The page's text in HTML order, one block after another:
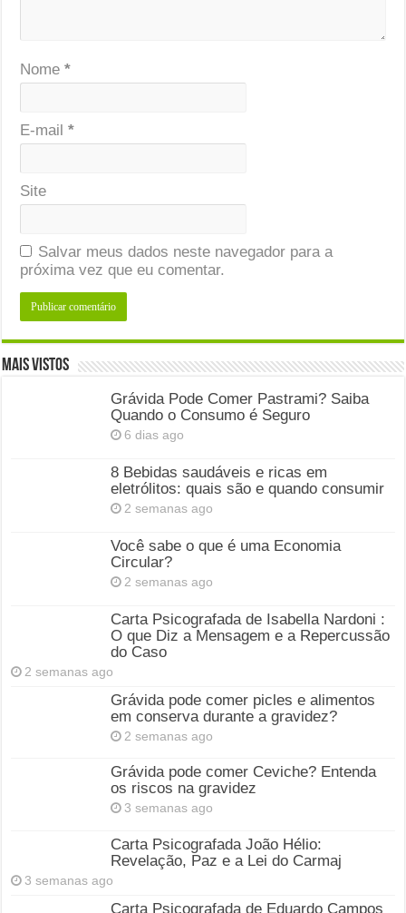
Nome*
E-mail*
Site
Salvar meus dados neste navegador para a
próxima vez que eu comentar.
Mais Vistos
Grávida Pode Comer Pastrami? Saiba
Quando o Consumo é Seguro
6 dias ago
8 Bebidas saudáveis e ricas em
eletrólitos: quais são e quando consumir
2 semanas ago
Você sabe o que é uma Economia
Circular?
2 semanas ago
Carta Psicografada de Isabella Nardoni :
O que Diz a Mensagem e a Repercussão
do Caso
2 semanas ago
Grávida pode comer picles e alimentos
em conserva durante a gravidez?
2 semanas ago
Grávida pode comer Ceviche? Entenda
os riscos na gravidez
3 semanas ago
Carta Psicografada João Hélio:
Revelação, Paz e a Lei do Carmaj
3 semanas ago
Carta Psicografada de Eduardo Campos